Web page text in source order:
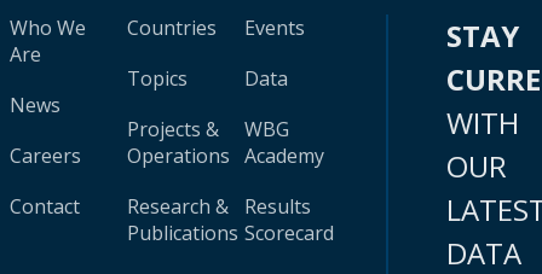
Who We
Are
News
Careers
Contact
Countries
Topics
Projects &
Operations
Research &
Publications
Events
Data
WBG
Academy
Results
Scorecard
STAY
WITH
OUR
DATA